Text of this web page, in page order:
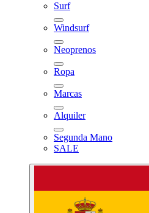
Surf
Windsurf
Neoprenos
Ropa
Marcas
Alquiler
Segunda Mano
SALE